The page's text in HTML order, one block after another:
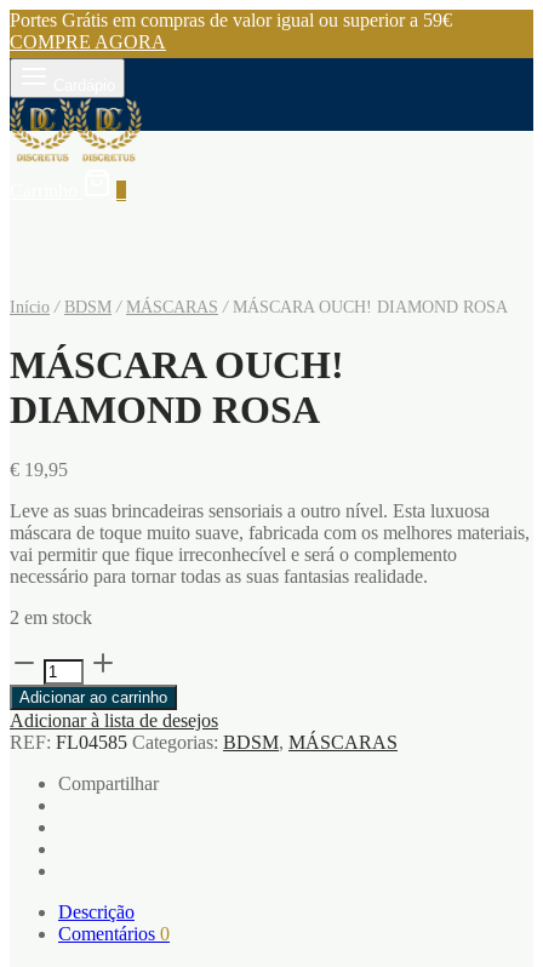
Portes Grátis em compras de valor igual ou superior a 59€
COMPRE AGORA
Início / BDSM / MÁSCARAS /MÁSCARA OUCH! DIAMOND ROSA
MÁSCARA OUCH!
DIAMOND ROSA
€ 19,95
Leve as suas brincadeiras sensoriais a outro nível. Esta luxuosa
máscara de toque muito suave, fabricada com os melhores materiais,
vai permitir que fique irreconhecível e será o complemento
necessário para tornar todas as suas fantasias realidade.
2 em stock
Quantidade
de
MÁSCARA
OUCH!
DIAMOND
Adicionar ao carrinho
Adicionar à lista de desejos
REF: FL04585 Categorias: BDSM, MÁSCARAS
Compartilhar
Descrição
Comentários 0